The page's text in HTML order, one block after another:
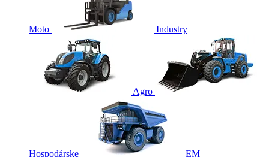
Moto Industry
Agro
Hospodárske EM